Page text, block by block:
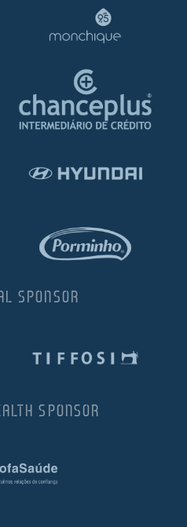
SPONSOR
SPONSOR